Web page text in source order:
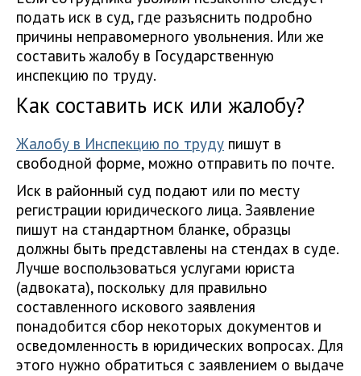
подать иск в суд, где разъяснить подробно
причины неправомерного увольнения. Или же
составить жалобу в Государственную
инспекцию по труду.
Как составить иск или жалобу?
Жалобу в Инспекцию по труду пишут в
свободной форме, можно отправить по почте.
Иск в районный суд подают или по месту
регистрации юридического лица. Заявление
пишут на стандартном бланке, образцы
должны быть представлены на стендах в суде.
Лучше воспользоваться услугами юриста
(адвоката), поскольку для правильно
составленного искового заявления
понадобится сбор некоторых документов и
осведомленность в юридических вопросах. Для
этого нужно обратиться с заявлением о выдаче